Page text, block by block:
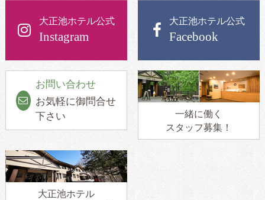
大正池ホテル公式
Instagram
大正池ホテル公式
Facebook
お問い合わせ
お気軽に御問合せ
下さい
一緒に働く
スタッフ募集！
大正池ホテル